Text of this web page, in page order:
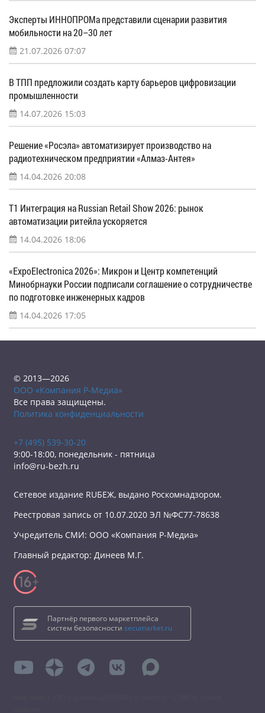
Эксперты ИННОПРОМа представили сценарии развития
мобильности на 20–30 лет
21.07.2026 07:07
В ТПП предложили создать карту барьеров цифровизации
промышленности
14.07.2026 15:03
Решение «Росэла» автоматизирует производство на
радиотехническом предприятии «Алмаз-Антея»
14.04.2026 20:08
Т1 Интеграция на Russian Retail Show 2026: рынок
автоматизации ритейла ускоряется
14.04.2026 18:06
«ExpoElectronica 2026»: Микрон и Центр компетенций
Минобрнауки России подписали соглашение о сотрудничестве
по подготовке инженерных кадров
14.04.2026 17:05
© 2013—2026
ООО «Компания Р-Медиа»
Все права защищены.
Политика конфиденциальности
+7 (495) 539-30-20
9:00-18:00, понедельник - пятница
info@ru-bezh.ru
Сетевое издание RUБЕЖ, выдано Роскомнадзором.
Реестровая запись от 10.07.2020 ЭЛ №ФС77-78638
Учредитель СМИ: ООО «Компания Р-Медиа»
Главный редактор: Динеев М.Г.
Партнёр первого маркетплейса
систем безопасности secumarket.ru